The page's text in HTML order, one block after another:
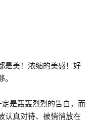
是美！浓缩的美感！好
是轰轰烈烈的告白，而
认真对待、被悄悄放在